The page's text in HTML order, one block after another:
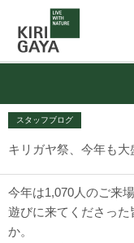
逗子の工務店
｜キリガヤ
スタッフブログ
キリガヤ祭、今年も大
今年は1,070人のご来
遊びに来てくださった
か。